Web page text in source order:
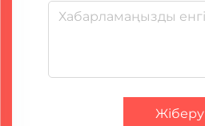
Жіберу